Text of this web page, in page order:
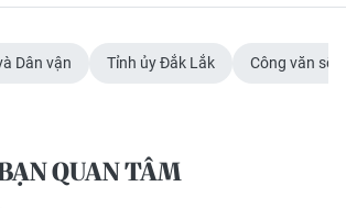
Hà Nội
Dân vận Tỉnh ủy Đắk Lắk Công văn số
QUAN TÂM